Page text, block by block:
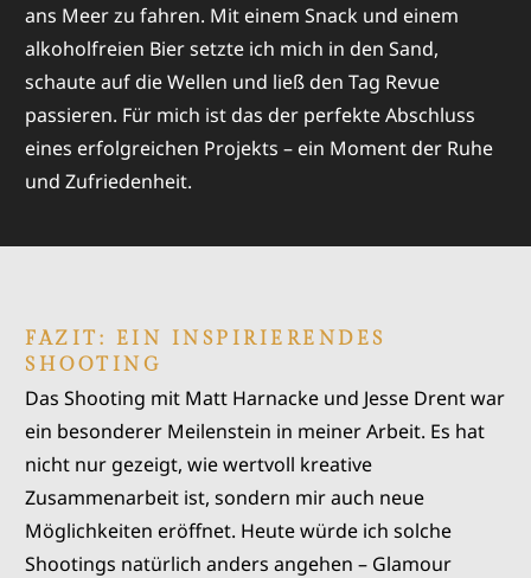
ans Meer zu fahren. Mit einem Snack und einem
alkoholfreien Bier setzte ich mich in den Sand,
schaute auf die Wellen und ließ den Tag Revue
passieren. Für mich ist das der perfekte Abschluss
eines erfolgreichen Projekts – ein Moment der Ruhe
und Zufriedenheit.
FAZIT: EIN INSPIRIERENDES
SHOOTING
Das Shooting mit Matt Harnacke und Jesse Drent war
ein besonderer Meilenstein in meiner Arbeit. Es hat
nicht nur gezeigt, wie wertvoll kreative
Zusammenarbeit ist, sondern mir auch neue
Möglichkeiten eröffnet. Heute würde ich solche
Shootings natürlich anders angehen – Glamour